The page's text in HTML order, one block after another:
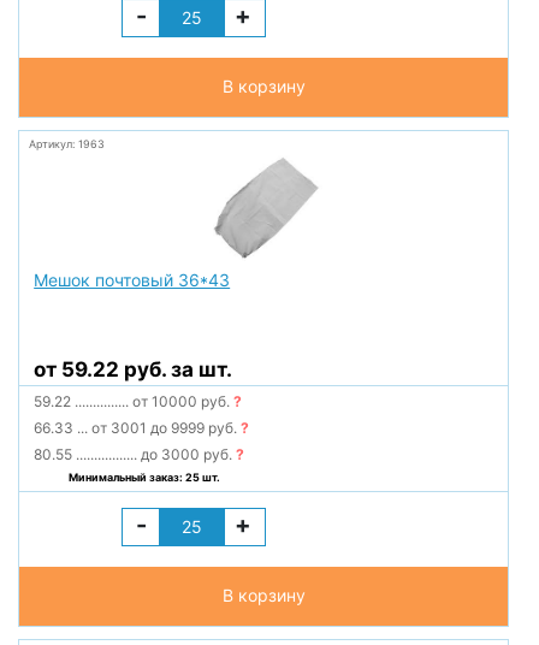
- +
В корзину
Артикул: 1963
Мешок почтовый 36*43
от 59.22 руб. за шт.
59.22 ............... от 10000 руб.?
66.33 ... от 3001 до 9999 руб.?
80.55 ................. до 3000 руб.?
Минимальный заказ: 25 шт.
- +
В корзину